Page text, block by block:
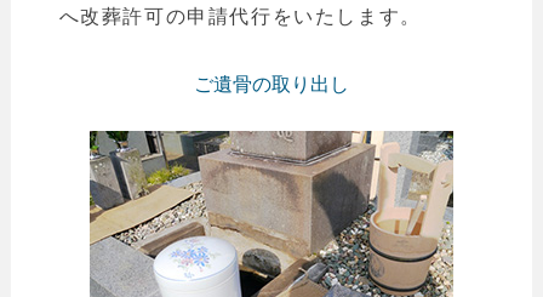
へ改葬許可の申請代行をいたします。
ご遺骨の取り出し